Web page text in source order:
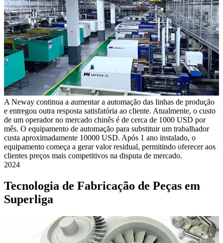
A Neway continua a aumentar a automação das linhas de produção
e entregou outra resposta satisfatória ao cliente. Atualmente, o custo
de um operador no mercado chinês é de cerca de 1000 USD por
mês. O equipamento de automação para substituir um trabalhador
custa aproximadamente 10000 USD. Após 1 ano instalado, o
equipamento começa a gerar valor residual, permitindo oferecer aos
clientes preços mais competitivos na disputa de mercado.
2024
Tecnologia de Fabricação de Peças em
Superliga